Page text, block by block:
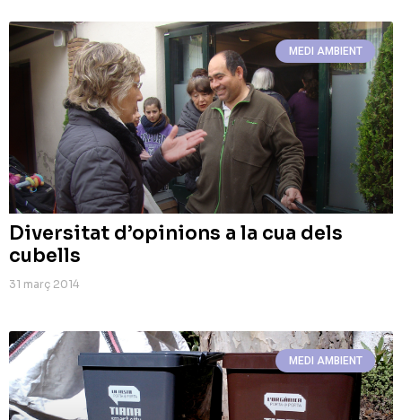
MEDI AMBIENT
Diversitat d’opinions a la cua dels
cubells
31 març 2014
MEDI AMBIENT